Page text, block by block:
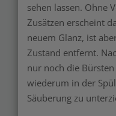
sehen lassen. Ohne
Zusätzen erscheint
neuem Glanz, ist
Zustand entfernt.
nur noch die
wiederum in der
Säuberung zu